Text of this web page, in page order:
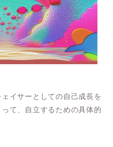
イサーとしての自己成長を
て、自立するための具体的